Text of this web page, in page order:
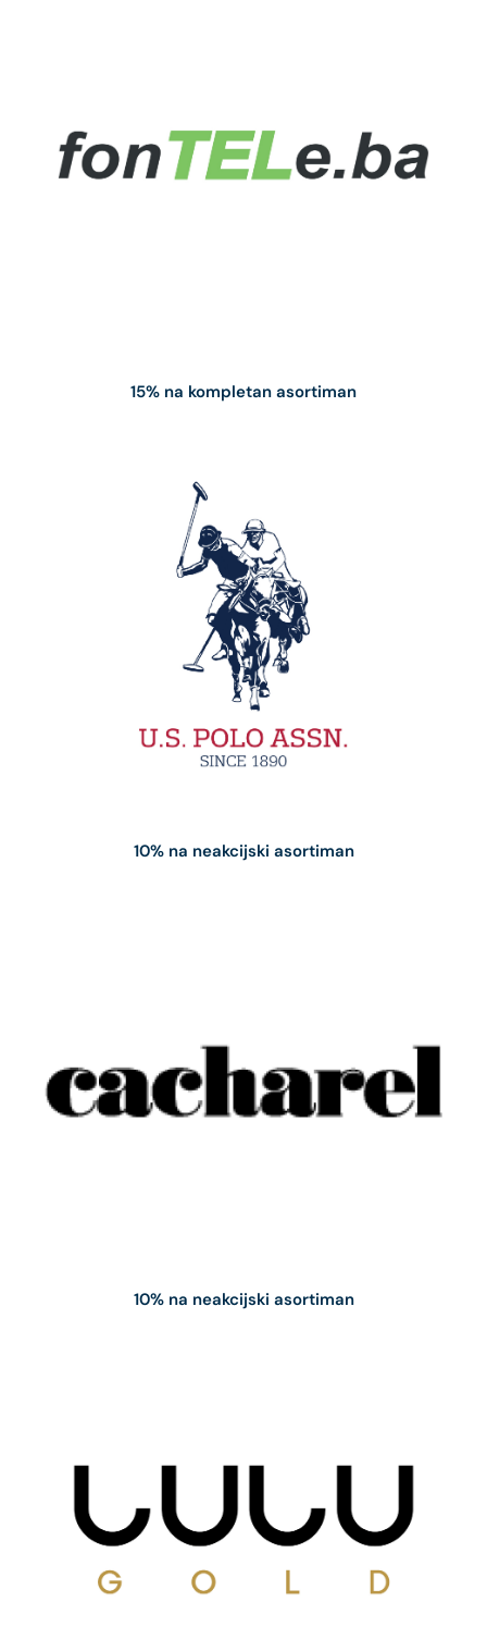
15% na kompletan asortiman
10% na neakcijski asortiman
10% na neakcijski asortiman